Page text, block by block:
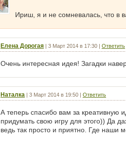
Ириш, я и не сомневалась, что в
Елена Дорогая | 3 Март 2014 в 17:30 | Ответить
Очень интересная идея! Загадки
Наталка | 3 Март 2014 в 19:50 | Ответить
А теперь спасибо вам за креативную
придумать свою игру для этого)) Да
ведь так просто и приятно. Где наши